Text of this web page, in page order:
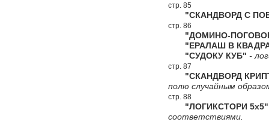
стр. 85
"СКАНДВОРД С
стр. 86
"ДОМИНО-
"ЕРАЛАШ В
"СУДОКУ КУБ" -
стр. 87
"СКАНДВОРД
полю случайным
стр. 88
"ЛОГИКСТОРИ 5х5"
соответствиями.